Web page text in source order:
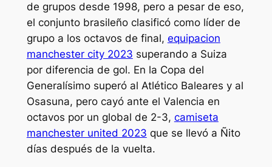
de grupos desde 1998, pero a pesar de eso,
el conjunto brasileño clasificó como líder de
grupo a los octavos de final, equipacion
manchester city 2023 superando a Suiza
por diferencia de gol. En la Copa del
Generalísimo superó al Atlético Baleares y al
Osasuna, pero cayó ante el Valencia en
octavos por un global de 2-3, camiseta
manchester united 2023 que se llevó a Ñito
días después de la vuelta.